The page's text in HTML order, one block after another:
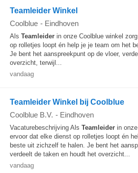
Teamleider Winkel
Coolblue - Eindhoven
Als Teamleider in onze Coolblue winkel
op rolletjes loopt én help je je team om het
Je bent het aanspreekpunt op de vloer,
overzicht, terwijl...
vandaag
Teamleider Winkel bij Coolblue
Coolblue B.V. - Eindhoven
Vacaturebeschrijving Als Teamleider in
ervoor dat elke dienst op rolletjes loopt én
beste uit zichzelf te halen. Je bent het
verdeelt de taken en houdt het overzicht...
vandaag